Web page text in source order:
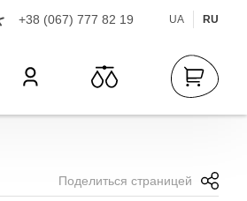
+38 (067) 777 82 19 UA RU
Поделиться страницей